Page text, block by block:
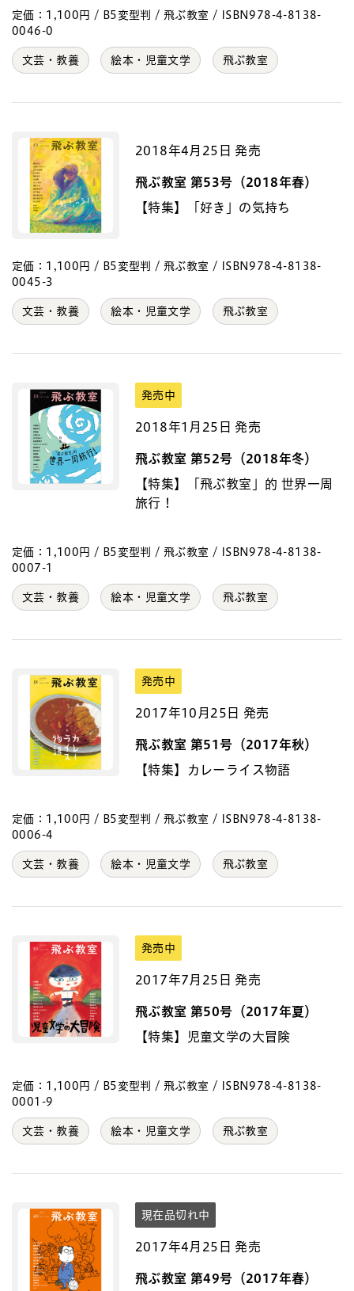
定価：1,100円 / B5変型判 / 飛ぶ教室 / ISBN978-4-8138-
0046-0
文芸・教養 絵本・児童文学 飛ぶ教室
2018年4月25日 発売
飛ぶ教室 第53号（2018年春）
【特集】「好き」の気持ち
定価：1,100円 / B5変型判 / 飛ぶ教室 / ISBN978-4-8138-
0045-3
文芸・教養 絵本・児童文学 飛ぶ教室
発売中
2018年1月25日 発売
飛ぶ教室 第52号（2018年冬）
【特集】「飛ぶ教室」的 世界一周
旅行！
定価：1,100円 / B5変型判 / 飛ぶ教室 / ISBN978-4-8138-
0007-1
文芸・教養 絵本・児童文学 飛ぶ教室
発売中
2017年10月25日 発売
飛ぶ教室 第51号（2017年秋）
【特集】カレーライス物語
定価：1,100円 / B5変型判 / 飛ぶ教室 / ISBN978-4-8138-
0006-4
文芸・教養 絵本・児童文学 飛ぶ教室
発売中
2017年7月25日 発売
飛ぶ教室 第50号（2017年夏）
【特集】児童文学の大冒険
定価：1,100円 / B5変型判 / 飛ぶ教室 / ISBN978-4-8138-
0001-9
文芸・教養 絵本・児童文学 飛ぶ教室
現在品切れ中
2017年4月25日 発売
飛ぶ教室 第49号（2017年春）